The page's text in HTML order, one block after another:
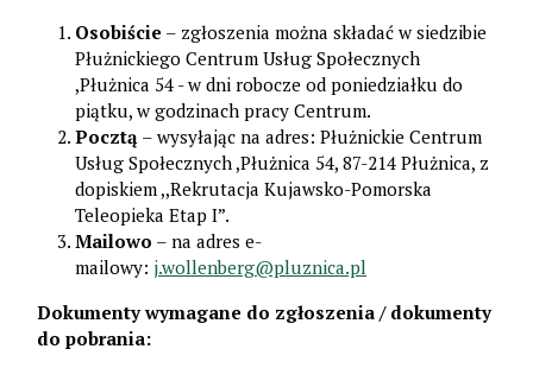
Osobiście – zgłoszenia można składać w siedzibie
Płużnickiego Centrum Usług Społecznych
,Płużnica 54 - w dni robocze od poniedziałku do
piątku, w godzinach pracy Centrum.
Pocztą – wysyłając na adres: Płużnickie Centrum
Usług Społecznych ,Płużnica 54, 87-214 Płużnica, z
dopiskiem ,,Rekrutacja Kujawsko-Pomorska
Teleopieka Etap I”.
Mailowo – na adres e-
mailowy: j.wollenberg@pluznica.pl
Dokumenty wymagane do zgłoszenia / dokumenty
do pobrania: